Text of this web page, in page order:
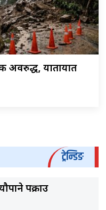
अवरुद्ध, यातायात
ट्रेन्डिङ
पक्राउ